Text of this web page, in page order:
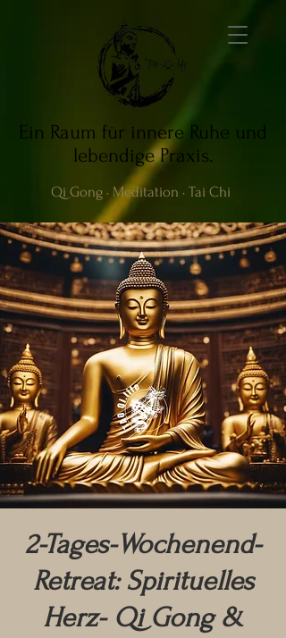
Ein Raum für innere Ruhe und
lebendige Praxis.
Qi Gong · Meditation · Tai Chi
2-Tages-Wochenend-
Retreat: Spirituelles
Herz- Qi Gong &